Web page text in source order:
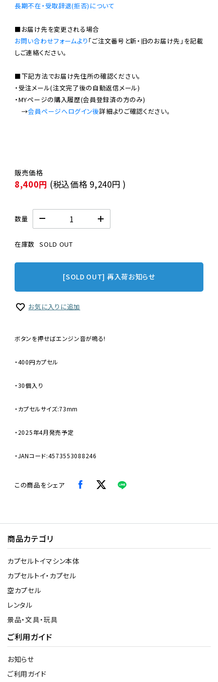
長期不在・受取辞退(拒否)について
お問い合わせフォームより 「ご注文番号と新・旧のお届け先」を記載
しご連絡ください。
■下記方法でお届け先住所の確認ください。
・受注メール(注文完了後の自動返信メール)
・MYページの購入履歴(会員登録済の方のみ)
→会員ページへログイン後
8,400円 (税込価格 9,240円 )
数量
在庫数 SOLD OUT
[SOLD OUT] 再入荷お知らせ
お気に入りに追加
ボタンを押せばエンジン音が鳴る!
・400円カプセル
・30個入り
・カプセルサイズ:73mm
・2025年4月発売予定
・JANコード:4573553088246
この商品をシェア
商品カテゴリ
カプセルトイマシン本体
カプセルトイ・カプセル
空カプセル
レンタル
景品・文具・玩具
ご利用ガイド
お知らせ
ご利用ガイド